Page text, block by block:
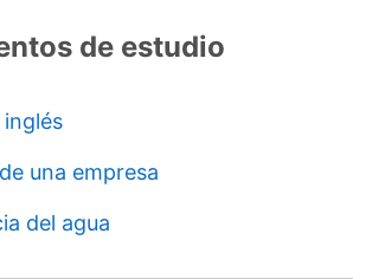
de estudio
inglés
una empresa
del agua